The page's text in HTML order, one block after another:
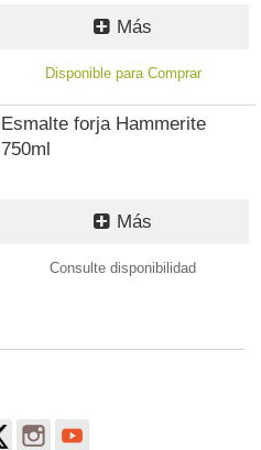
Más
Disponible para Comprar
Esmalte forja Hammerite
750ml
Más
Consulte disponibilidad